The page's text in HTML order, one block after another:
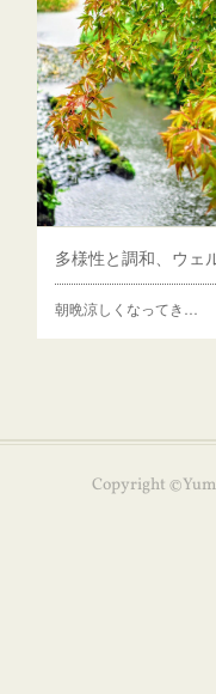
朝晩涼しくなってき…
Copyright